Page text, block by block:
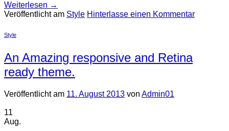
Weiterlesen →
Veröffentlicht am Style Hinterlasse einen Kommentar
Style
An Amazing responsive and Retina
ready theme.
Veröffentlicht am 11. August 2013 von Admin01
11
Aug.